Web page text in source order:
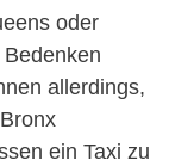
oder
allerdings,
ein Taxi zu